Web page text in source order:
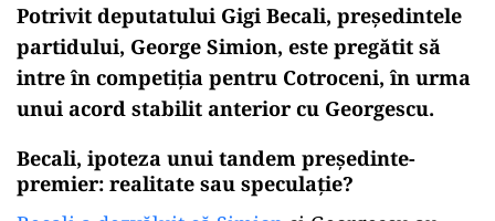
Potrivit deputatului Gigi Becali, președintele
partidului, George Simion, este pregătit să
intre în competiția pentru Cotroceni, în urma
unui acord stabilit anterior cu Georgescu.
Becali, ipoteza unui tandem președinte-
premier: realitate sau speculație?